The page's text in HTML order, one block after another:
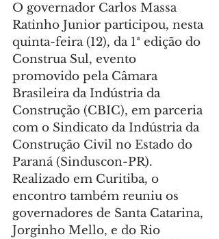
O governador Carlos Massa
Ratinho Junior participou, nesta
quinta-feira (12), da 1ª edição do
Construa Sul, evento
promovido pela Câmara
Brasileira da Indústria da
Construção (CBIC), em parceria
com o Sindicato da Indústria da
Construção Civil no Estado do
Paraná (Sinduscon-PR).
Realizado em Curitiba, o
encontro também reuniu os
governadores de Santa Catarina,
Jorginho Mello, e do Rio